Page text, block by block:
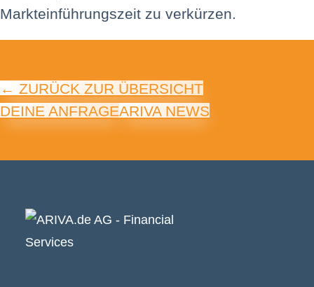
Markteinführungszeit zu verkürzen.
← ZURÜCK ZUR ÜBERSICHT
DEINE ANFRAGEARIVA NEWS